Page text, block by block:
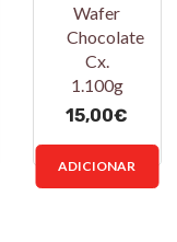
Wafer
Chocolate
Cx.
1.100g
15,00€
ADICIONAR